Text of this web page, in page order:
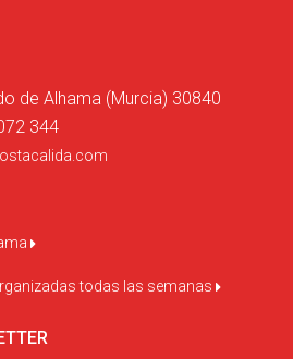
de Alhama (Murcia) 30840
344
todas las semanas